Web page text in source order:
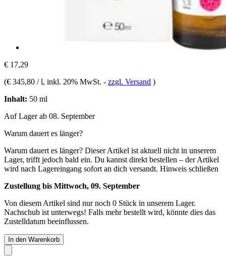
€ 17,29
(€ 345,80 / l, inkl. 20% MwSt. - zzgl. Versand )
Inhalt: 50 ml
Auf Lager ab 08. September
Warum dauert es länger?
Warum dauert es länger? Dieser Artikel ist aktuell nicht in unserem
Lager, trifft jedoch bald ein. Du kannst direkt bestellen – der Artikel
wird nach Lagereingang sofort an dich versandt. Hinweis schließen
Zustellung bis Mittwoch, 09. September
Von diesem Artikel sind nur noch 0 Stück in unserem Lager.
Nachschub ist unterwegs! Falls mehr bestellt wird, könnte dies das
Zustelldatum beeinflussen.
In den Warenkorb